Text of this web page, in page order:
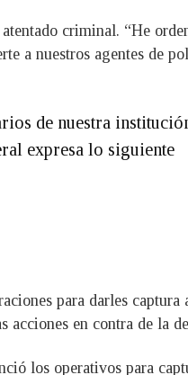
criminal. “He
a nuestros agentes de
de nuestra
expresa lo siguiente
para darles captura
en contra de la
los operativos para